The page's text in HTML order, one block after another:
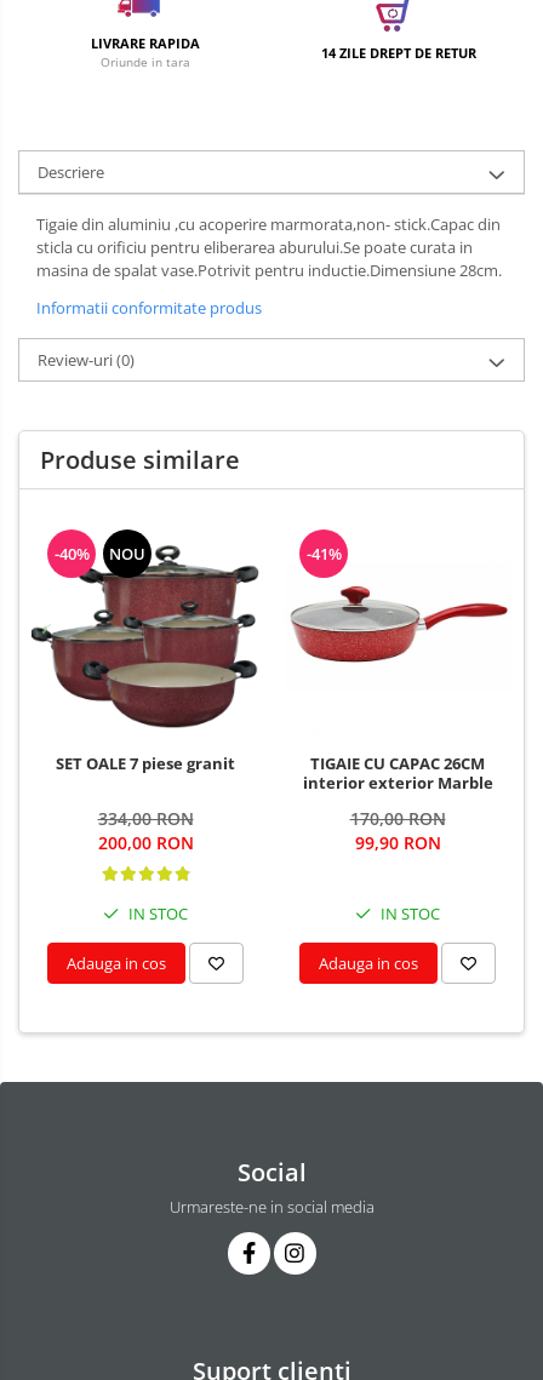
LIVRARE RAPIDA
Oriunde in tara
14 ZILE DREPT DE RETUR
Descriere
Tigaie din aluminiu ,cu acoperire marmorata,non- stick.Capac din
sticla cu orificiu pentru eliberarea aburului.Se poate curata in
masina de spalat vase.Potrivit pentru inductie.Dimensiune 28cm.
Informatii conformitate produs
Review-uri(0)
Produse similare
-40% NOU
SET OALE 7 piese granit
334,00 RON
200,00 RON
IN STOC
Adauga in cos
-41%
TIGAIE CU CAPAC 26CM
interior exterior Marble
170,00 RON
99,90 RON
IN STOC
Adauga in cos
Social
Urmareste-ne in social media
Suport clienti